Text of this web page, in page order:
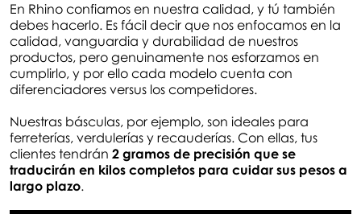
En Rhino confiamos en nuestra calidad, y tú también
debes hacerlo. Es fácil decir que nos enfocamos en la
calidad, vanguardia y durabilidad de nuestros
productos, pero genuinamente nos esforzamos en
cumplirlo, y por ello cada modelo cuenta con
diferenciadores versus los competidores.
Nuestras básculas, por ejemplo, son ideales para
ferreterías, verdulerías y recauderías. Con ellas, tus
clientes tendrán 2 gramos de precisión que se
traducirán en kilos completos para cuidar sus pesos a
largo plazo.